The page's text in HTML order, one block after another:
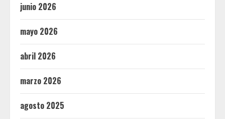
junio 2026
mayo 2026
abril 2026
marzo 2026
agosto 2025